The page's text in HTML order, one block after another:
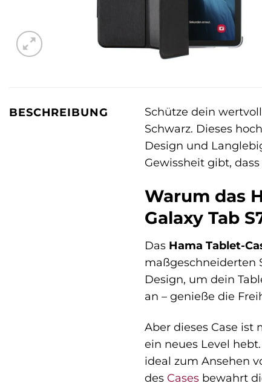
BESCHREIBUNG Schütze dein
Schwarz. Dieses
Design und
Gewissheit gibt,
Warum das
Galaxy Tab
Das Hama Tablet-
maßgeschneiderten
Design, um dein
an – genieße die
Aber dieses Case ist
ein neues Level
ideal zum Ansehen
des Cases bewahrt